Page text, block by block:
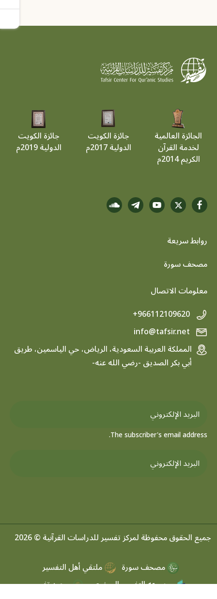
الجائزة العالمية
لخدمة القرآن
الكريم 2014م
جائزة الكويت
الدولية 2017م
جائزة الكويت
الدولية 2019م
روابط سريعة
footer menu
مصحف سورة
معلومات الاتصال
+966112109620
المملكة العربية السعودية، الرياض، حي الياسمين، طريق
أبي بكر الصديق -رضي الله عنه-
The subscriber's email address.
جميع الحقوق محفوظة لمركز تفسير للدراسات القرآنية © 2026
مصحف سورة
ملتقي أهل التفسير
موسوعه التفسير الموضعي
مرصد تفسير